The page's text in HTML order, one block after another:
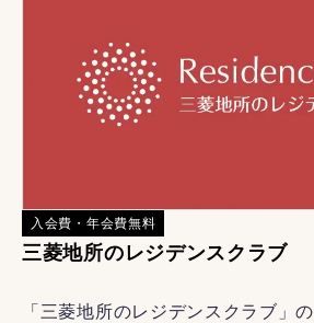
入会費・年会費無料
三菱地所のレジデンスクラブ
「三菱地所のレジデンスクラブ」